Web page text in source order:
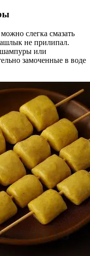
слегка смазать
не прилипал.
или
замоченные в воде